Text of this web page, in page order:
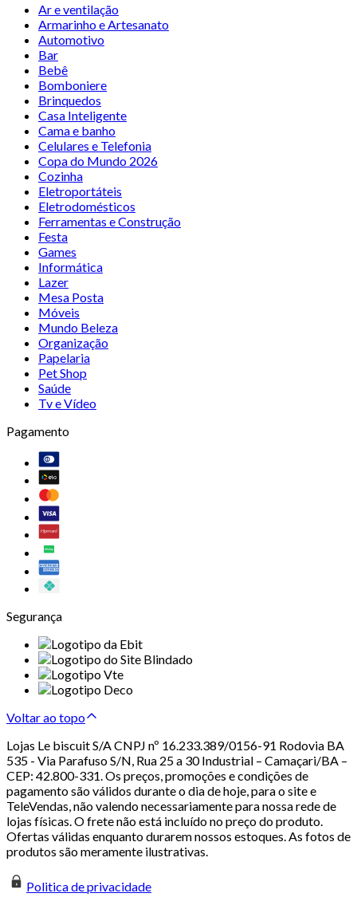
Ar e ventilação
Armarinho e Artesanato
Automotivo
Bar
Bebê
Bomboniere
Brinquedos
Casa Inteligente
Cama e banho
Celulares e Telefonia
Copa do Mundo 2026
Cozinha
Eletroportáteis
Eletrodomésticos
Ferramentas e Construção
Festa
Games
Informática
Lazer
Mesa Posta
Móveis
Mundo Beleza
Organização
Papelaria
Pet Shop
Saúde
Tv e Vídeo
Pagamento
Segurança
Voltar ao topo
Lojas Le biscuit S/A CNPJ nº 16.233.389/0156-91 Rodovia BA
535 - Via Parafuso S/N, Rua 25 a 30 Industrial – Camaçari/BA –
CEP: 42.800-331. Os preços, promoções e condições de
pagamento são válidos durante o dia de hoje, para o site e
TeleVendas, não valendo necessariamente para nossa rede de
lojas físicas. O frete não está incluído no preço do produto.
Ofertas válidas enquanto durarem nossos estoques. As fotos de
produtos são meramente ilustrativas.
Politica de privacidade